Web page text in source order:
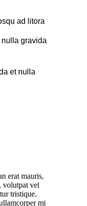
ad litora
gravida
et nulla
erat mauris,
volutpat vel
tristique.
mi